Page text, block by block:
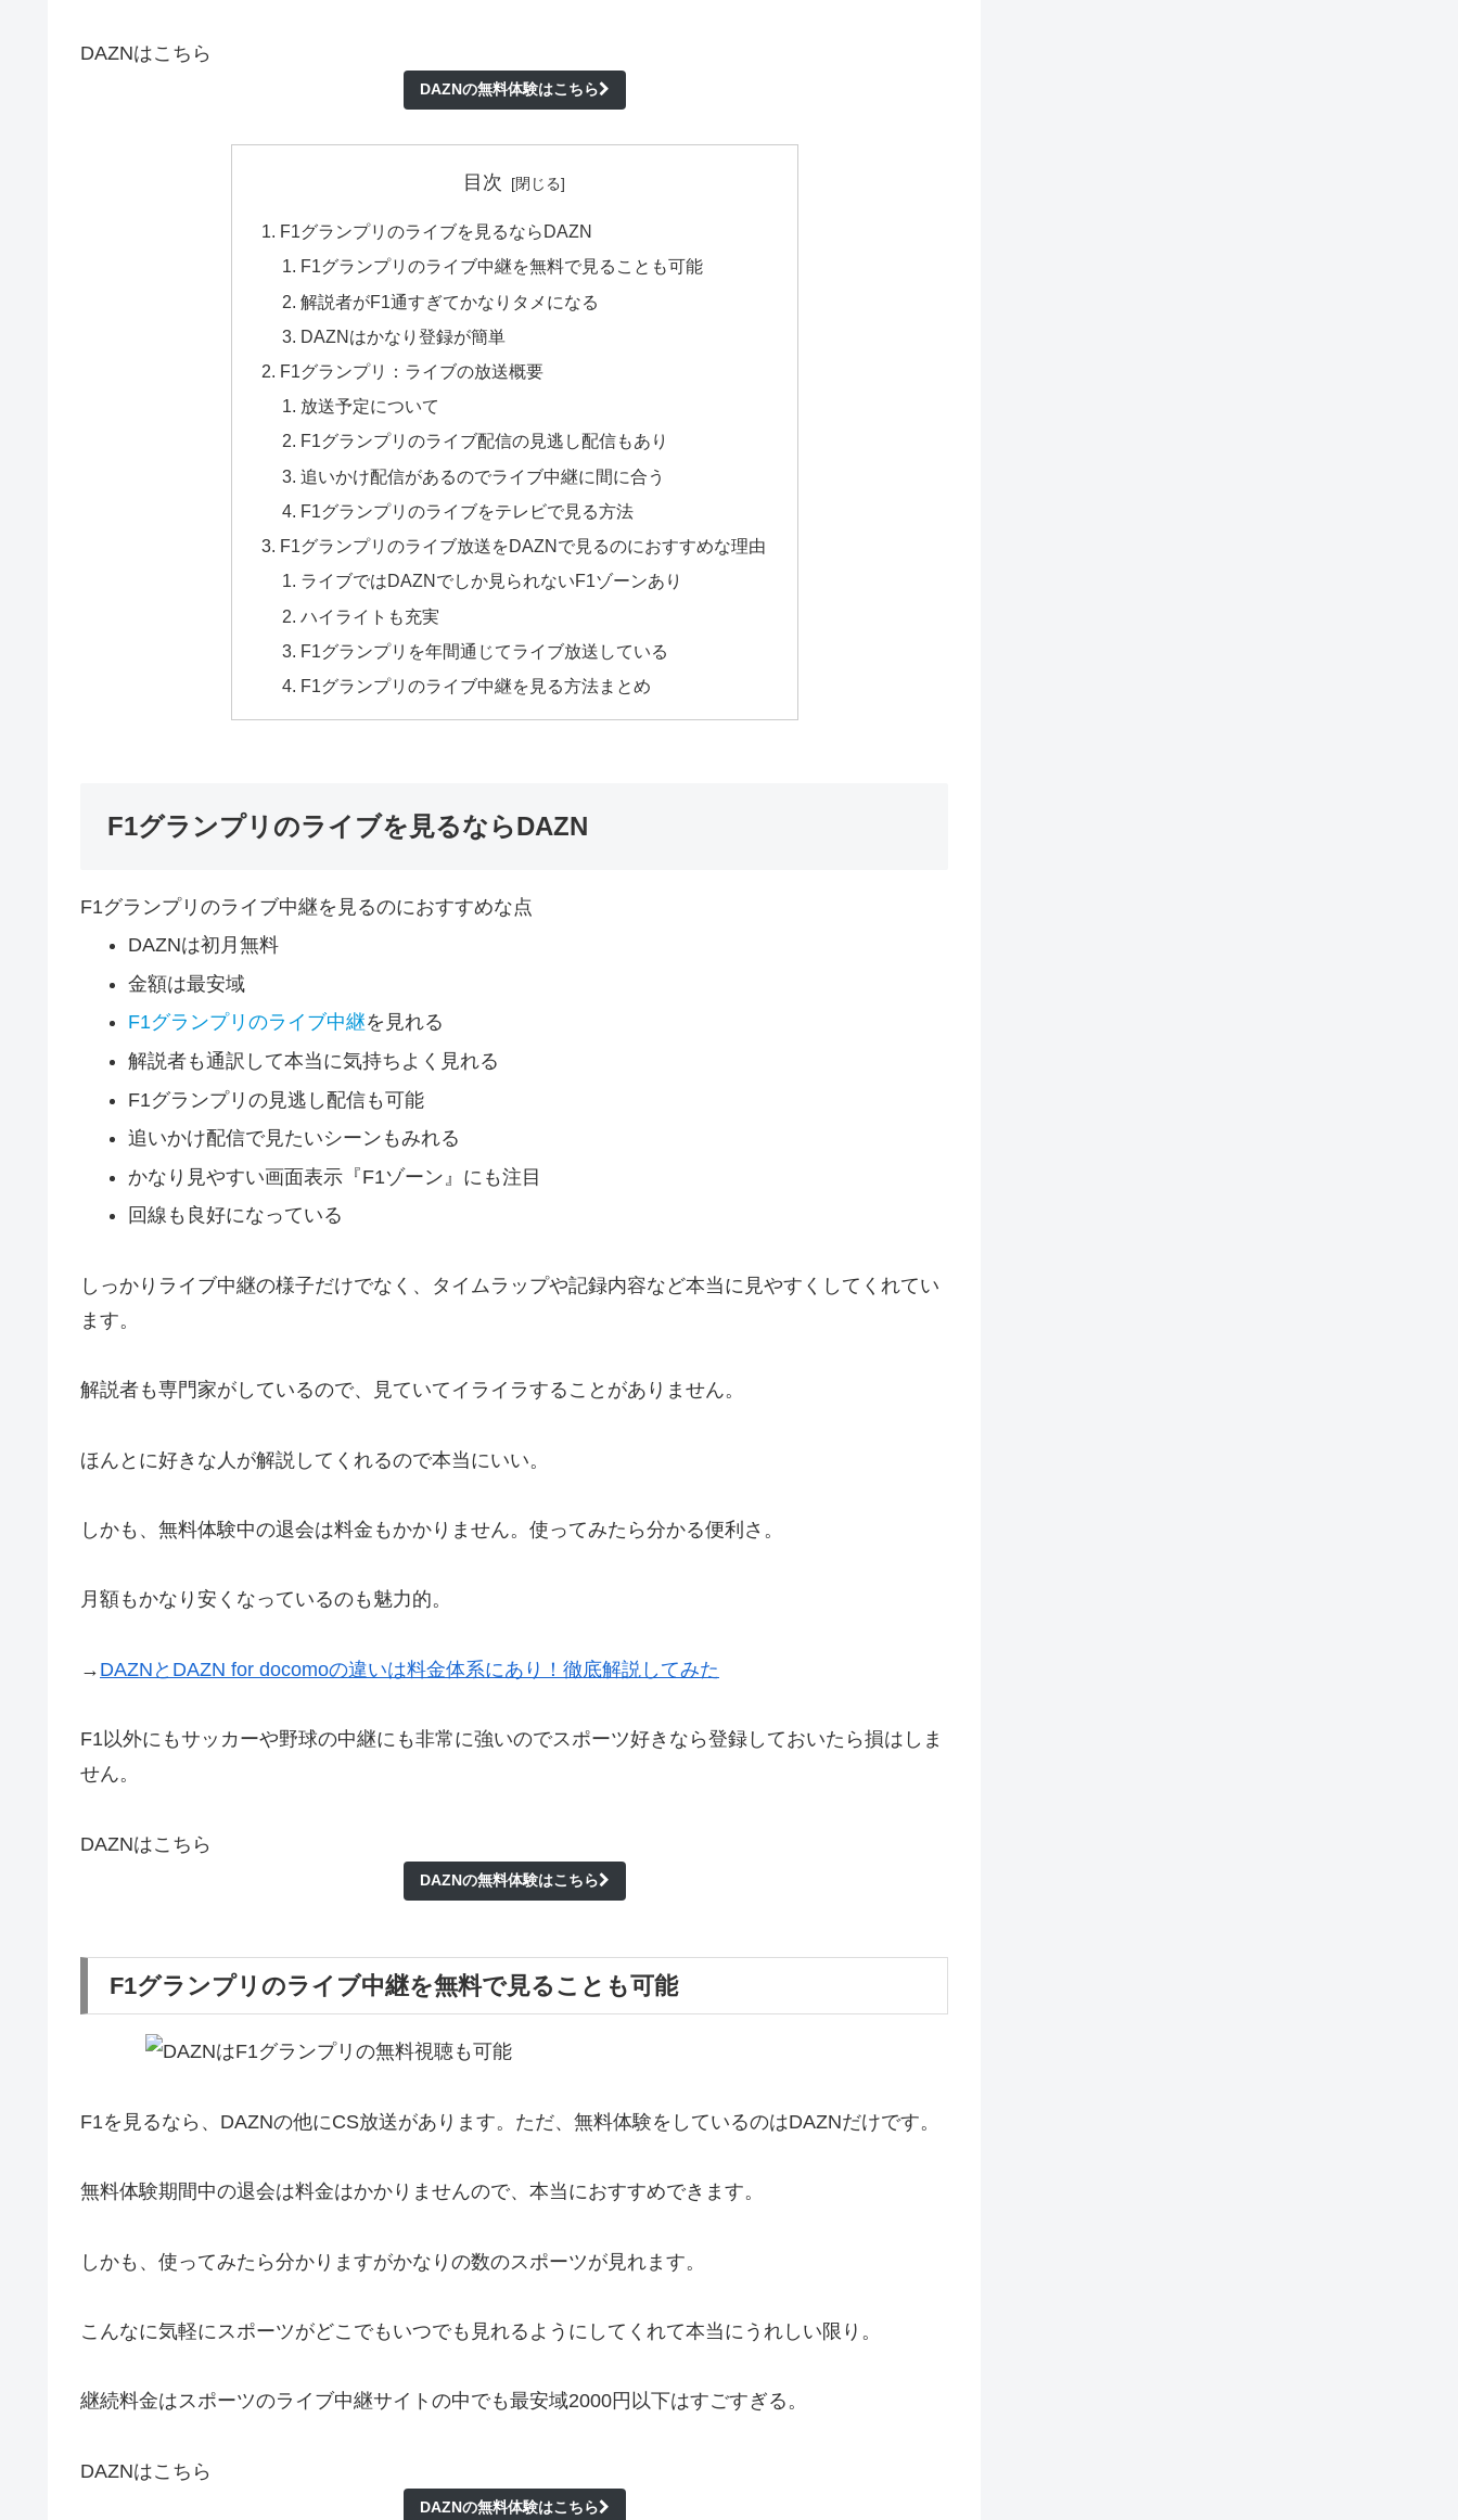
DAZNはこちら
DAZNの無料体験はこちら
目次
F1グランプリのライブを見るならDAZN
F1グランプリのライブ中継を無料で見ることも可能
解説者がF1通すぎてかなりタメになる
DAZNはかなり登録が簡単
F1グランプリ：ライブの放送概要
放送予定について
F1グランプリのライブ配信の見逃し配信もあり
追いかけ配信があるのでライブ中継に間に合う
F1グランプリのライブをテレビで見る方法
F1グランプリのライブ放送をDAZNで見るのにおすすめな理由
ライブではDAZNでしか見られないF1ゾーンあり
ハイライトも充実
F1グランプリを年間通じてライブ放送している
F1グランプリのライブ中継を見る方法まとめ
F1グランプリのライブを見るならDAZN
F1グランプリのライブ中継を見るのにおすすめな点
DAZNは初月無料
金額は最安域
F1グランプリのライブ中継を見れる
解説者も通訳して本当に気持ちよく見れる
F1グランプリの見逃し配信も可能
追いかけ配信で見たいシーンもみれる
かなり見やすい画面表示『F1ゾーン 』にも注目
回線も良好になっている
しっかりライブ中継の様子だけでなく、タイムラップや記録内容など本当に見やすくしてくれてい
ます。
解説者も専門家がしているので、見ていてイライラすることがありません。
ほんとに好きな人が解説してくれるので本当にいい。
しかも、 無料体験中の退会は料金もかかりません。使ってみたら分かる便利さ。
月額もかなり安くなっているのも魅力的。
→ DAZNとDAZN for docomoの違いは料金体系にあり！徹底解説してみた
F1以外にもサッカーや野球の中継にも非常に強いのでスポーツ好きなら登録しておいたら損はしま
せん。
DAZNはこちら
DAZNの無料体験はこちら
F1グランプリのライブ中継を無料で見ることも可能
F1を見るなら、DAZNの他にCS放送があります。ただ、無料体験をしているのはDAZNだけです。
無料体験期間中の退会は料金はかかりませんので、本当におすすめできます。
しかも、使ってみたら分かりますがかなりの数のスポーツが見れます。
こんなに気軽にスポーツがどこでもいつでも見れるようにしてくれて本当にうれしい限り。
継続料金はスポーツのライブ中継サイトの中でも最安域2000円以下はすごすぎる。
DAZNはこちら
DAZNの無料体験はこちら